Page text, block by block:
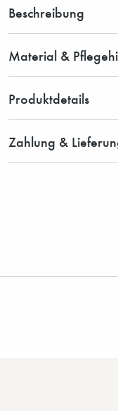
Beschreibung
Material &
Produktdetails
Zahlung &